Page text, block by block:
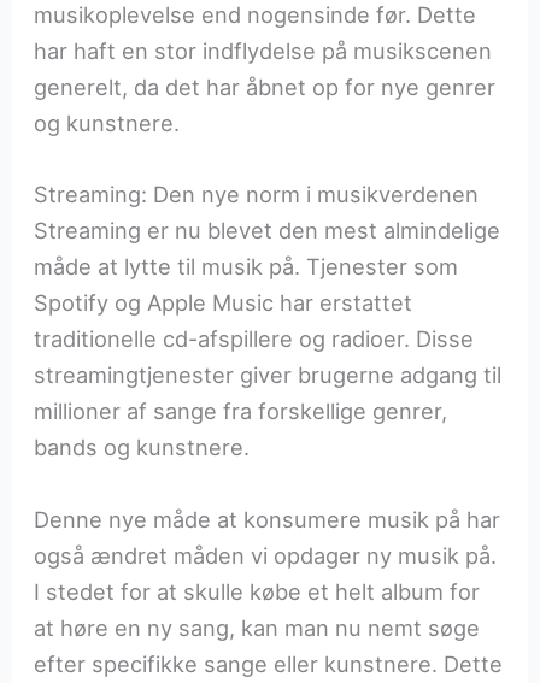
musikoplevelse end nogensinde før. Dette
har haft en stor indflydelse på musikscenen
generelt, da det har åbnet op for nye genrer
og kunstnere.
Streaming: Den nye norm i musikverdenen
Streaming er nu blevet den mest almindelige
måde at lytte til musik på. Tjenester som
Spotify og Apple Music har erstattet
traditionelle cd-afspillere og radioer. Disse
streamingtjenester giver brugerne adgang til
millioner af sange fra forskellige genrer,
bands og kunstnere.
Denne nye måde at konsumere musik på har
også ændret måden vi opdager ny musik på.
I stedet for at skulle købe et helt album for
at høre en ny sang, kan man nu nemt søge
efter specifikke sange eller kunstnere. Dette